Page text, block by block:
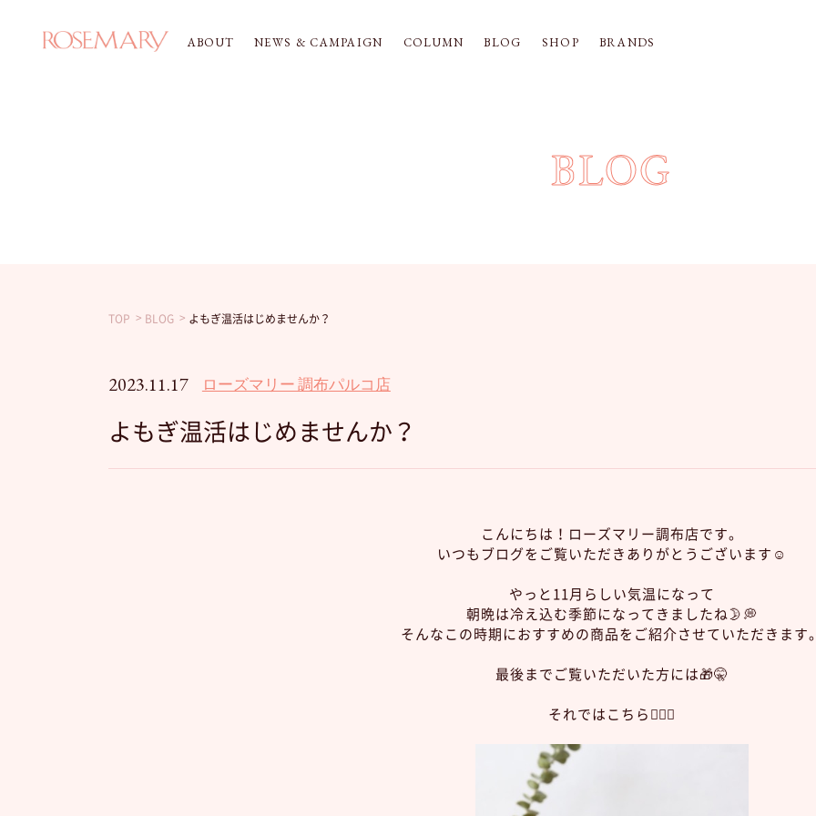
ABOUT NEWS & CAMPAIGN COLUMN BLOG SHOP BRANDS
BLOG
TOP BLOG よもぎ温活はじめませんか？
2023.11.17 ローズマリー 調布パルコ店
よもぎ温活はじめませんか？
こんにちは！ローズマリー調布店です。
いつもブログをご覧いただきありがとうございます☺️
やっと11月らしい気温になって
朝晩は冷え込む季節になってきましたね🌛💭
そんなこの時期におすすめの商品をご紹介させていただきます
最後までご覧いただいた方には🎁🤫
それではこちら💁🏻‍♀️